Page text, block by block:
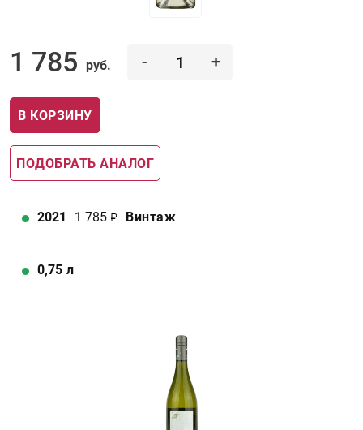
1 785 руб. - +
В КОРЗИНУ
ПОДОБРАТЬ АНАЛОГ
2021 1 785 Винтаж
0,75 л